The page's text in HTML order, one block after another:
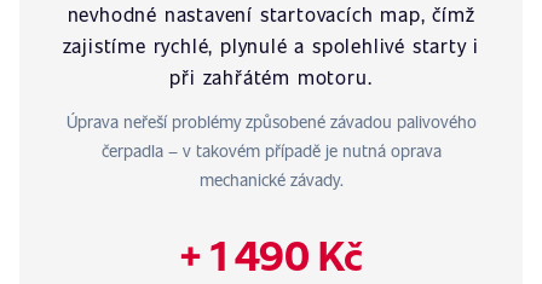
nevhodné nastavení startovacích map, čímž
zajistíme rychlé, plynulé a spolehlivé starty i
při zahřátém motoru.
Úprava neřeší problémy způsobené závadou palivového
čerpadla – v takovém případě je nutná oprava
mechanické závady.
+ 1 490 Kč